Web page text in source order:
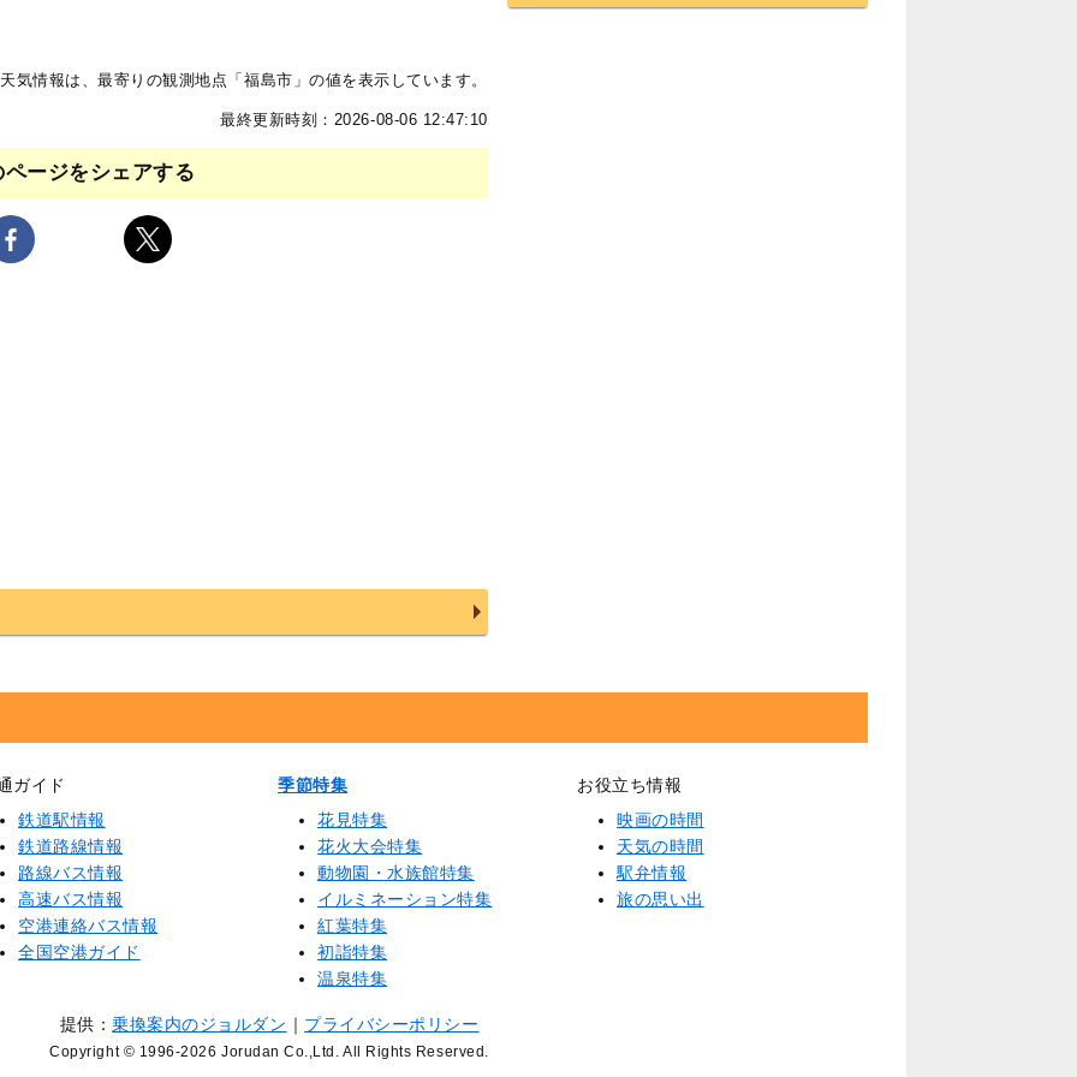
気情報は、最寄りの観測地点「福島市」の値を表示しています。
最終更新時刻：2026-08-06 12:47:10
ページをシェアする
ガイド
鉄道駅情報
鉄道路線情報
路線バス情報
高速バス情報
空港連絡バス情報
全国空港ガイド
季節特集
花見特集
花火大会特集
動物園・水族館特集
イルミネーション特集
紅葉特集
初詣特集
温泉特集
お役立ち情報
映画の時間
天気の時間
駅弁情報
旅の思い出
提供：乗換案内のジョルダン ｜ プライバシーポリシー
Copyright © 1996-2026 Jorudan Co.,Ltd. All Rights Reserved.